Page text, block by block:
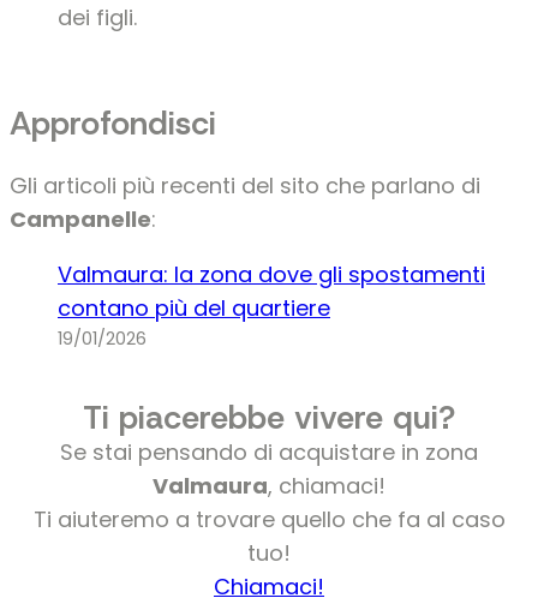
dei figli.
Approfondisci
Gli articoli più recenti del sito che parlano di
Campanelle:
Valmaura: la zona dove gli spostamenti
contano più del quartiere
19/01/2026
Ti piacerebbe vivere qui?
Se stai pensando di acquistare in zona
Valmaura, chiamaci!
Ti aiuteremo a trovare quello che fa al caso
tuo!
Chiamaci!